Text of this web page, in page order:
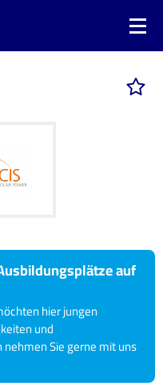
auf
hier jungen
und
Sie gerne mit uns